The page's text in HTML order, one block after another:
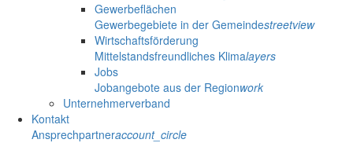
Gewerbeflächen
Gewerbegebiete in der Gemeindestreetview
Wirtschaftsförderung
Mittelstandsfreundliches Klimalayers
Jobs
Jobangebote aus der Regionwork
Unternehmerverband
Kontakt
Ansprechpartneraccount_circle